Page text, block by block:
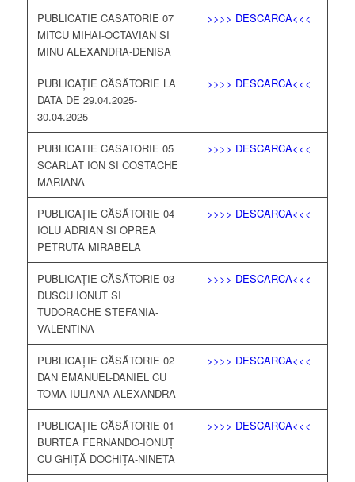
PUBLICATIE CASATORIE 07
MITCU MIHAI-OCTAVIAN SI
MINU ALEXANDRA-DENISA
>>>> DESCARCA<<<
PUBLICAȚIE CĂSĂTORIE LA
DATA DE 29.04.2025-
30.04.2025
>>>> DESCARCA<<<
PUBLICATIE CASATORIE 05
SCARLAT ION SI COSTACHE
MARIANA
>>>> DESCARCA<<<
PUBLICAȚIE CĂSĂTORIE 04
IOLU ADRIAN SI OPREA
PETRUTA MIRABELA
>>>> DESCARCA<<<
PUBLICAȚIE CĂSĂTORIE 03
DUSCU IONUT SI
TUDORACHE STEFANIA-
VALENTINA
>>>> DESCARCA<<<
PUBLICAȚIE CĂSĂTORIE 02
DAN EMANUEL-DANIEL CU
TOMA IULIANA-ALEXANDRA
>>>> DESCARCA<<<
PUBLICAȚIE CĂSĂTORIE 01
BURTEA FERNANDO-IONUȚ
CU GHIȚĂ DOCHIȚA-NINETA
>>>> DESCARCA<<<